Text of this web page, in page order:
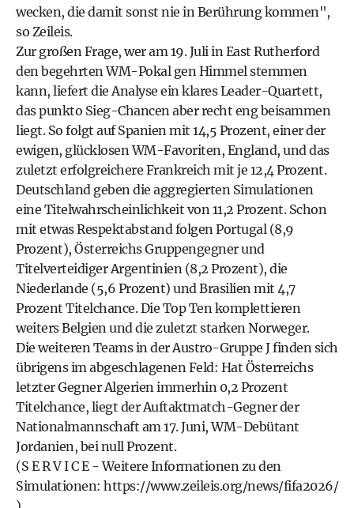
wecken, die damit sonst nie in Berührung kommen",
so Zeileis.
Zur großen Frage, wer am 19. Juli in East Rutherford
den begehrten WM-Pokal gen Himmel stemmen
kann, liefert die Analyse ein klares Leader-Quartett,
das punkto Sieg-Chancen aber recht eng beisammen
liegt. So folgt auf Spanien mit 14,5 Prozent, einer der
ewigen, glücklosen WM-Favoriten, England, und das
zuletzt erfolgreichere Frankreich mit je 12,4 Prozent.
Deutschland geben die aggregierten Simulationen
eine Titelwahrscheinlichkeit von 11,2 Prozent. Schon
mit etwas Respektabstand folgen Portugal (8,9
Prozent), Österreichs Gruppengegner und
Titelverteidiger Argentinien (8,2 Prozent), die
Niederlande (5,6 Prozent) und Brasilien mit 4,7
Prozent Titelchance. Die Top Ten komplettieren
weiters Belgien und die zuletzt starken Norweger.
Die weiteren Teams in der Austro-Gruppe J finden sich
übrigens im abgeschlagenen Feld: Hat Österreichs
letzter Gegner Algerien immerhin 0,2 Prozent
Titelchance, liegt der Auftaktmatch-Gegner der
Nationalmannschaft am 17. Juni, WM-Debütant
Jordanien, bei null Prozent.
(S E R V I C E - Weitere Informationen zu den
Simulationen: https://www.zeileis.org/news/fifa2026/